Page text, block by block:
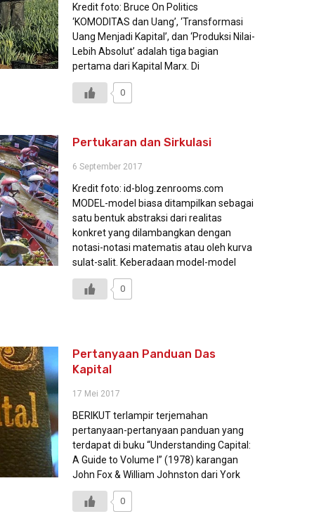
Kredit foto: Bruce On Politics
‘KOMODITAS dan Uang’, ‘Transformasi
Uang Menjadi Kapital’, dan ‘Produksi Nilai-
Lebih Absolut’ adalah tiga bagian
pertama dari Kapital Marx. Di
0
Pertukaran dan Sirkulasi
6 September 2017
Kredit foto: id-blog.zenrooms.com
MODEL-model biasa ditampilkan sebagai
satu bentuk abstraksi dari realitas
konkret yang dilambangkan dengan
notasi-notasi matematis atau oleh kurva
sulat-salit. Keberadaan model-model
0
Pertanyaan Panduan Das
Kapital
17 Mei 2017
BERIKUT terlampir terjemahan
pertanyaan-pertanyaan panduan yang
terdapat di buku “Understanding Capital:
A Guide to Volume I” (1978) karangan
John Fox & William Johnston dari York
0